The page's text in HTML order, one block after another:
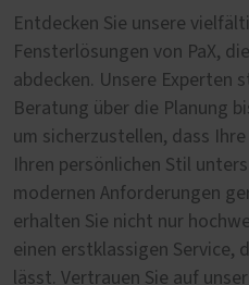
Entdecken Sie unsere
Fensterlösungen von PaX,
abdecken. Unsere Experten
Beratung über die Planung
um sicherzustellen, dass
Ihren persönlichen Stil
modernen Anforderungen
erhalten Sie nicht nur
einen erstklassigen Service,
lässt. Vertrauen Sie auf